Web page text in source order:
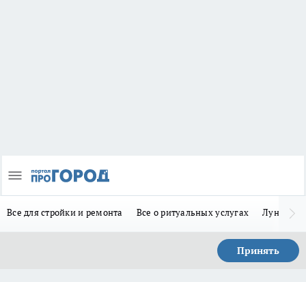
Все для стройки и ремонта Все о ритуальных услугах Лунно-
Принять